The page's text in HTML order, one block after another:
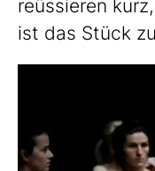
reüssieren
ist das Stück